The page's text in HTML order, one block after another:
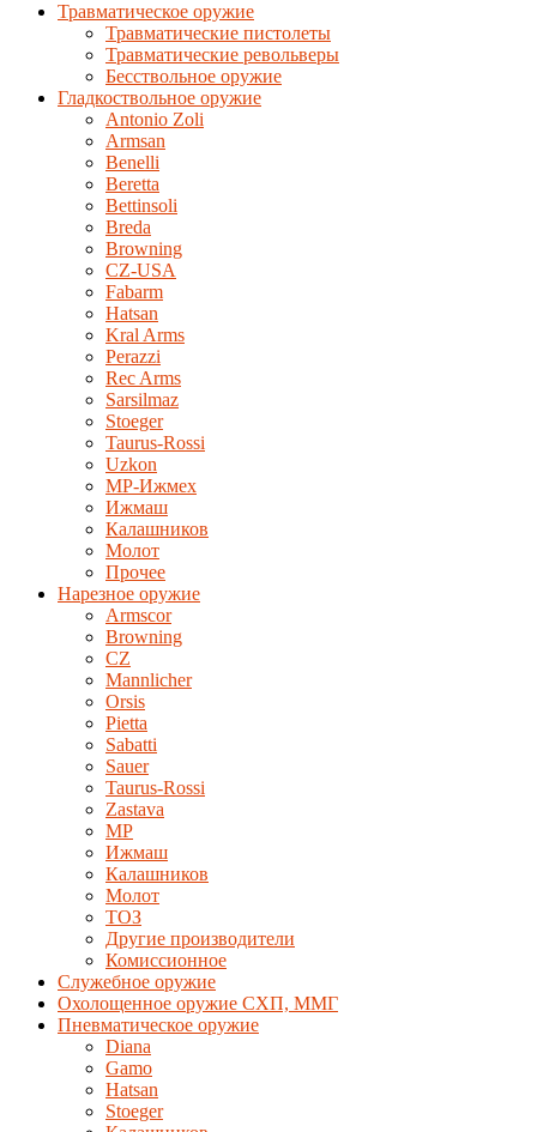
Травматическое оружие
Травматические пистолеты
Травматические револьверы
Бесствольное оружие
Гладкоствольное оружие
Antonio Zoli
Armsan
Benelli
Beretta
Bettinsoli
Breda
Browning
CZ-USA
Fabarm
Hatsan
Kral Arms
Perazzi
Rec Arms
Sarsilmaz
Stoeger
Taurus-Rossi
Uzkon
MP-Ижмех
Ижмаш
Калашников
Молот
Прочее
Нарезное оружие
Armscor
Browning
CZ
Mannlicher
Orsis
Pietta
Sabatti
Sauer
Taurus-Rossi
Zastava
MP
Ижмаш
Калашников
Молот
ТОЗ
Другие производители
Комиссионное
Служебное оружие
Охолощенное оружие СХП, ММГ
Пневматическое оружие
Diana
Gamo
Hatsan
Stoeger